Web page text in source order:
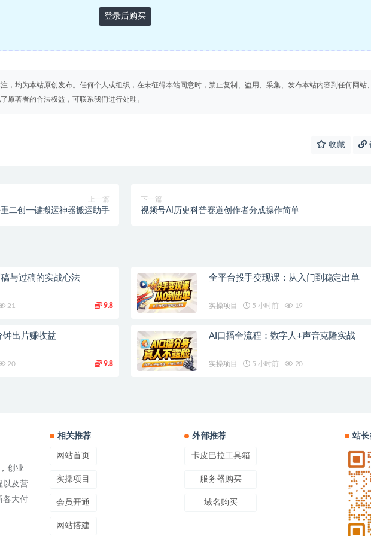
登录后购买
，均为本站原创发布。任何个人或组织，在未征得本站同意时，禁止复制、盗用、采集、发布本站内容到任何网站
原著者的合法权益，可联系我们进行处理。
收藏
上一篇
二创一键搬运神器搬运助手
下一篇
视频号AI历史科普赛道创作者分成操作简单
与过稿的实战心法
21 9.8
全平台投手变现课：从入门到稳定出单
实操项目 5 小时前 19
出片赚收益
20 9.8
AI口播全流程：数字人+声音克隆实战
实操项目 5 小时前 20
创业
以及营
各大付
相关推荐
网站首页
实操项目
会员开通
网站搭建
外部推荐
卡皮巴拉工具箱
服务器购买
域名购买
站